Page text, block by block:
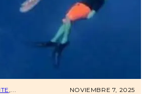
NOVIEMBRE 7, 2025